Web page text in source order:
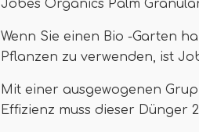
Jobes Organics Palm
Wenn Sie einen Bio -Garten
Pflanzen zu verwenden, ist
Mit einer ausgewogenen
Effizienz muss dieser Dünger